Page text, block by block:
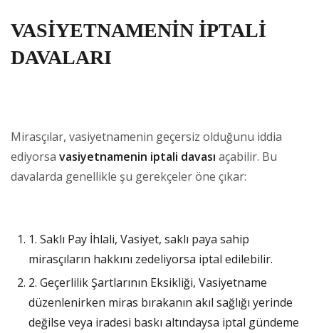
VASİYETNAMENİN İPTALİ
DAVALARI
Mirasçılar, vasiyetnamenin geçersiz olduğunu iddia
ediyorsa vasiyetnamenin iptali davası açabilir. Bu
davalarda genellikle şu gerekçeler öne çıkar:
1. Saklı Pay İhlali, Vasiyet, saklı paya sahip
mirasçıların hakkını zedeliyorsa iptal edilebilir.
2. Geçerlilik Şartlarının Eksikliği, Vasiyetname
düzenlenirken miras bırakanın akıl sağlığı yerinde
değilse veya iradesi baskı altındaysa iptal gündeme